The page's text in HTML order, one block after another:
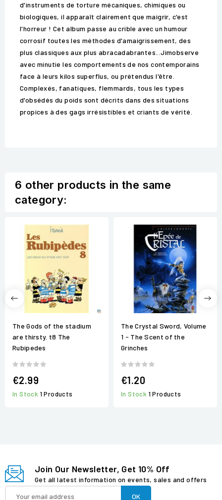
d'instruments de torture mécaniques, chimiques ou
biologiques, il apparaît clairement que maigrir, c'est
l'horreur ! Cet album passe au crible avec un humour
corrosif toutes les méthodes d'amaigrissement, des
plus classiques aux plus abracadabrantes...Jimobserve
avec minutie les comportements de nos contemporains
face à leurs kilos superflus, ou prétendus l'être.
Complexés, fanatiques, flemmards, tous les types
d'obsédés du poids sont décrits dans des situations
propices à des gags irrésistibles et criants de vérité.
6 other products in the same
category:
The Gods of the stadium
are thirsty. t8 The
Rubipedes
€2.99
In Stock 1 Products
The Crystal Sword, Volume
1 - The Scent of the
Grinches
€1.20
In Stock 1 Products
Join Our Newsletter, Get 10% Off
Get all latest information on events, sales and offers